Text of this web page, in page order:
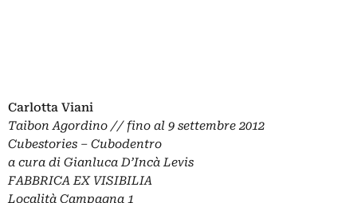
Carlotta Viani
Taibon Agordino // fino al 9 settembre 2012
Cubestories – Cubodentro
a cura di Gianluca D’Incà Levis
FABBRICA EX VISIBILIA
Località Campagna 1